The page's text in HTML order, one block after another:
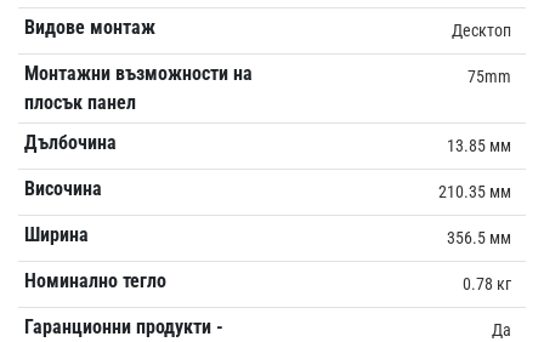
Видове монтаж Десктоп
Монтажни възможности на
плосък панел
75mm
Дълбочина 13.85 мм
Височина 210.35 мм
Ширина 356.5 мм
Номинално тегло 0.78 кг
Гаранционни продукти -
Да